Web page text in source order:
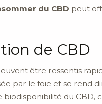
du CBD peut
de CBD
être ressentis
par le foie et se rend
du CBD,